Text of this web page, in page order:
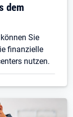
dem
Sie
finanzielle
nutzen.